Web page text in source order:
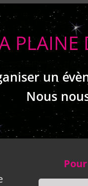
PLAINE
un
Nous